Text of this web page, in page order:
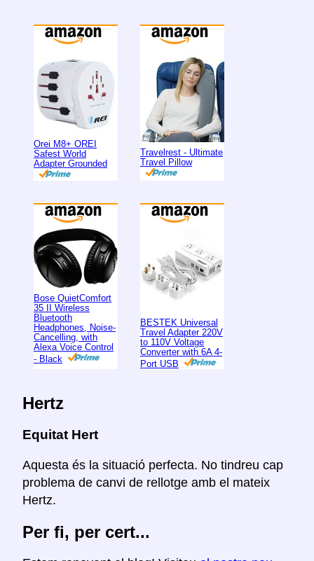
Orei M8+ OREI
Safest World
Adapter Grounded
Travelrest - Ultimate
Travel Pillow
Bose QuietComfort
35 II Wireless
Bluetooth
Headphones, Noise-
Cancelling, with
Alexa Voice Control
- Black
BESTEK Universal
Travel Adapter 220V
to 110V Voltage
Converter with 6A 4-
Port USB
Hertz
Equitat Hert
Aquesta és la situació perfecta. No tindreu cap
problema de canvi de rellotge amb el mateix
Hertz.
Per fi, per cert...